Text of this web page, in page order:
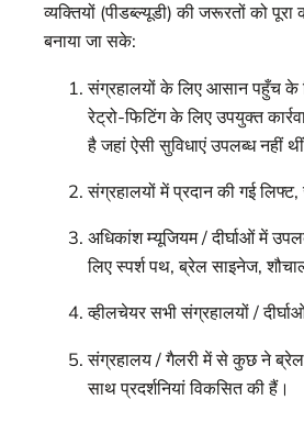
व्यक्तियों (पीडब्ल्यूडी) की जरूरतों को
बनाया जा सके:
संग्रहालयों के लिए आसान पहुँच के
रेट्रो-फिटिंग के लिए उपयुक्त
है जहां ऐसी सुविधाएं उपलब्ध नहीं
संग्रहालयों में प्रदान की गई लिफ्ट,
अधिकांश म्यूजियम / दीर्घाओं में
लिए स्पर्श पथ, ब्रेल साइनेज,
व्हीलचेयर सभी संग्रहालयों /
संग्रहालय / गैलरी में से कुछ ने
साथ प्रदर्शनियां विकसित की हैं।